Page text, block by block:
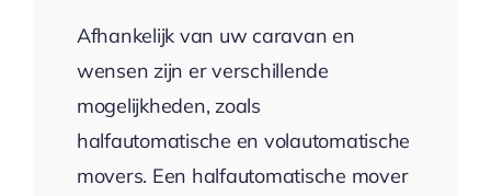
Afhankelijk van uw caravan en
wensen zijn er verschillende
mogelijkheden, zoals
halfautomatische en volautomatische
movers. Een halfautomatische mover